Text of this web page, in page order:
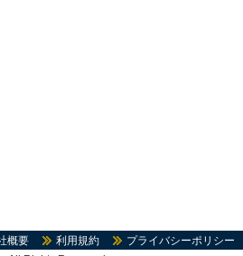
概要 利用規約
プライバシーポリシー